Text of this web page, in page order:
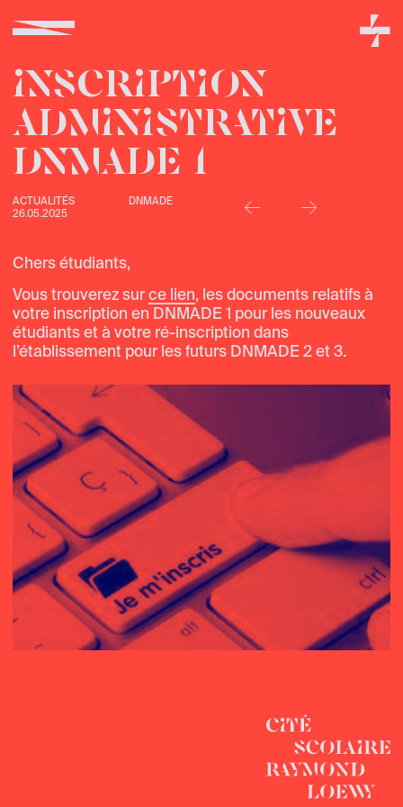
INSCRIPTION
ADMINISTRATIVE
DNMADE 1
ACTUALITÉS
26.05.2025
DNMADE ↢ ↣
Chers étudiants,
Vous trouverez surce lien, les documents relatifs à
votre inscription en DNMADE 1 pour les nouveaux
étudiants et à votre ré-inscription dans
l’établissement pour les futurs DNMADE 2 et 3.